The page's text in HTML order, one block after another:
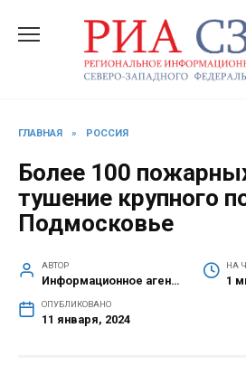
содержанию
ГЛАВНАЯ » РОССИЯ
Более 100
тушение крупного
Подмосковье
АВТОР
Информационное агентство СЗФО
НА
1
ОПУБЛИКОВАНО
11 января, 2024